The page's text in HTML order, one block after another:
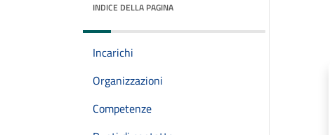
INDICE DELLA PAGINA
Incarichi
Organizzazioni
Competenze